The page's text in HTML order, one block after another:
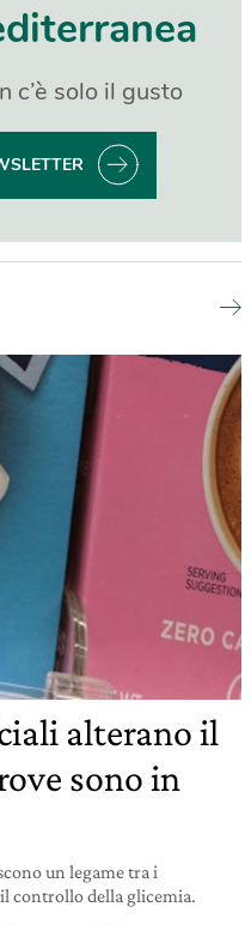
c’è solo il gusto
alterano il
sono in
un legame tra i
controllo della glicemia.